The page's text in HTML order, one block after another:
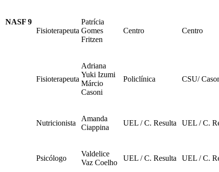
NASF 9
Fisioterapeuta
Patrícia
Gomes
Fritzen
Centro Centro
Fisioterapeuta
Adriana
Yuki Izumi
Márcio
Casoni
Policlínica CSU/
Nutricionista
Amanda
Ciappina
UEL / C. Resulta UEL / C.
Psicólogo
Valdelice
Vaz Coelho
UEL / C. Resulta UEL / C.